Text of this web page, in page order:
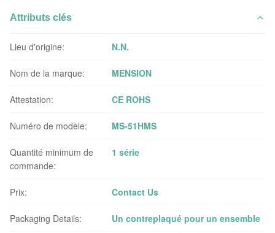
Attributs clés
Lieu d'origine: N.N.
Nom de la marque: MENSION
Attestation: CE ROHS
Numéro de modèle: MS-51HMS
Quantité minimum de
commande:
1 série
Prix: Contact Us
Packaging Details: Un contreplaqué pour un ensemble